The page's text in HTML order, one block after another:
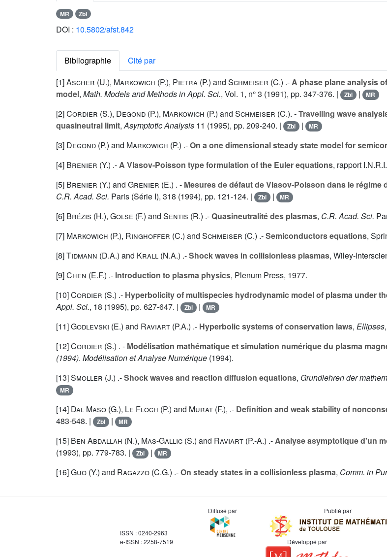
MR Zbl
DOI : 10.5802/afst.842
Bibliographie
Cité par
[1]Ascher (U.), Markowich (P.), Pietra (P.) and Schmeiser (C.) .-A phase plane analysis
model, Math. Models and Methods in Appl. Sci., Vol. 1, n° 3 (1991), pp. 347-376. | Zbl | MR
[2]Cordier (S.), Degond (P.), Markowich (P.) and Schmeiser (C.). -Travelling wave
quasineutral limit,Asymptotic Analysis 11 (1995), pp. 209-240. | Zbl | MR
[3] Degond (P.) and Markowich (P.) .-On a one dimensional steady state model for
[4] Brenier (Y.) .-A Vlasov-Poisson type formulation of the Euler equations, rapport
[5] Brenier (Y.) and Grenier (E.) . - Mesures de défaut de Vlasov-Poisson dans le
C.R. Acad. Sci. Paris (Série I), 318 (1994), pp. 121-124. | Zbl | MR
[6] Brézis (H.), Golse (F.) and Sentis (R.) .-Quasineutralité des plasmas, C.R. Acad. Sci.
[7] Markowich (P.), Ringhoffer (C.) and Schmeiser (C.) .-Semiconductors equations,
[8]Tidmann (D.A.) and Krall (N.A.) .-Shock waves in collisionless plasmas, Wiley-
[9]Chen (E.F.) .- Introduction to plasma physics, Plenum Press, 1977.
[10]Cordier (S.) .- Hyperbolicity of multispecies hydrodynamic model of plasma under
Appl. Sci., 18 (1995), pp. 627-647. | Zbl | MR
[11]Godlevski (E.) and Raviart (P.A.) .- Hyperbolic systems of conservation laws, Ellipses
[12]Cordier (S.) . - Modélisation mathématique et simulation numérique du plasma
(1994). Modélisation et Analyse Numérique (1994).
[13]Smoller (J.) .-Shock waves and reaction diffusion equations, Grundlehren der
MR
[14] Dal Maso (G.), Le Floch (P.) and Murat (F.), .- Definition and weak stability of
483-548. |
Zbl | MR
[15] Ben Abdallah (N.), Mas-Gallic (S.) and Raviart (P.-A.) .-Analyse asymptotique d'un
(1993), pp. 779-783. |
Zbl | MR
[16]Guo (Y.) and Ragazzo (C.G.) .-On steady states in a collisionless plasma, Comm. in
ISSN : 0240-2963
e-ISSN : 2258-7519
Diffusé par Publié par
Développé par